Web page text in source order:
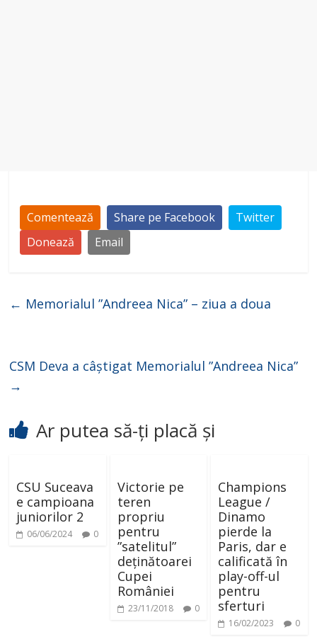
Comentează Share pe Facebook
Twitter
Donează
Email
← Memorialul ”Andreea Nica” – ziua a doua
CSM Deva a câștigat Memorialul ”Andreea Nica”
→
Ar putea să-ți placă și
CSU Suceava
e campioana
juniorilor 2
06/06/2024 0
Victorie pe
teren
propriu
pentru
”satelitul”
deținătoarei
Cupei
României
23/11/2018 0
Champions
League /
Dinamo
pierde la
Paris, dar e
calificată în
play-off-ul
pentru
sferturi
16/02/2023 0